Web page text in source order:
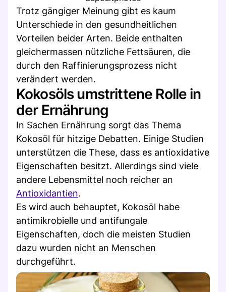
Trotz gängiger Meinung gibt es kaum
Unterschiede in den gesundheitlichen
Vorteilen beider Arten. Beide enthalten
gleichermassen nützliche Fettsäuren, die
durch den Raffinierungsprozess nicht
verändert werden.
Kokosöls umstrittene Rolle in
der Ernährung
In Sachen Ernährung sorgt das Thema
Kokosöl für hitzige Debatten. Einige Studien
unterstützen die These, dass es antioxidative
Eigenschaften besitzt. Allerdings sind viele
andere Lebensmittel noch reicher an
Antioxidantien.
Es wird auch behauptet, Kokosöl habe
antimikrobielle und antifungale
Eigenschaften, doch die meisten Studien
dazu wurden nicht an Menschen
durchgeführt.